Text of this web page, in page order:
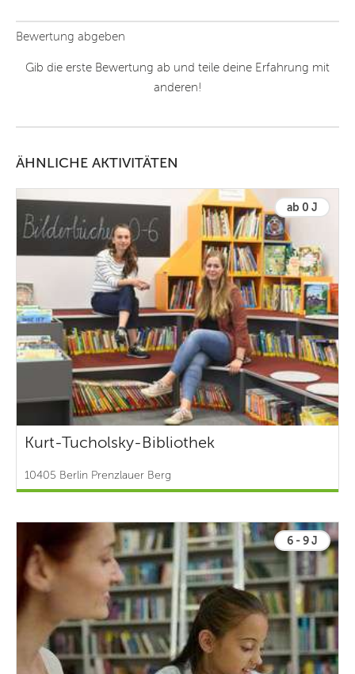
Bewertung abgeben
Gib die erste Bewertung ab und teile deine Erfahrung mit
anderen!
ÄHNLICHE AKTIVITÄTEN
ab 0 J
Kurt-Tucholsky-Bibliothek
10405 Berlin Prenzlauer Berg
6 - 9 J